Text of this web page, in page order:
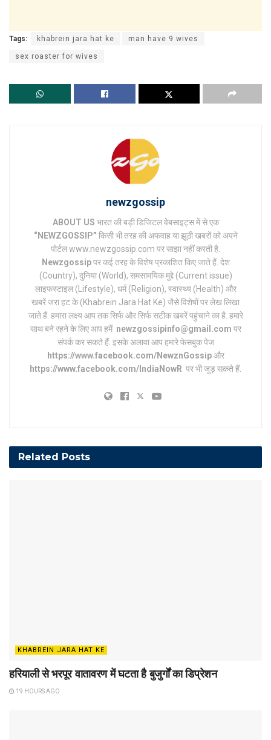
Tags: khabrein jara hat ke man have 9 wives
sex roaster for wives
newzgossip
ABOUT US भारत की बड़ी डिजिटल वेबसाइट्स में से एक
“NEWZGOSSIP” किसी भी तरह की अफवाह या झूठी खबरों को अपने
पोर्टल www.newzgossip.com पर साझा नहीं करती है.
Newzgossipपर कई तरह के विशेष प्रकाशित किए जाते हैं. देश
(Country), दुनिया (World), समसामयिक मुद्दे (Current issue)
लाइफस्टाइल (Lifestyle), धर्म (Religion), स्वास्थ्य (Health) और
खबरें जरा हट के (Khabrein Jara Hat Ke) जैसे विशेषों पर लेख लिखा
जाते हैं. हमारा लक्ष्य आप तक सिर्फ और सिर्फ सटीक खबरें पहुंचाने का है. हमारे
साथ बने रहने के लिए आप हमें newzgossipinfo@gmail.com पर
संपर्क कर सकते हैं. इसके अलावा आप हमारे फेसबुक पेज
https://www.facebook.com/NewznGossipऔर
https://www.facebook.com/IndiaNowR पर भी जुड़ सकते हैं.
Related Posts
KHABREIN JARA HAT KE
हरियाली से भरपूर वातावरण में घटता है बुजुर्गों का डिप्रेशन
19 HOURS AGO